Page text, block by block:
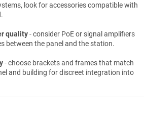
look for accessories compatible with
quality- consider PoE or signal amplifiers
between the panel and the station.
- choose brackets and frames that match
and building for discreet integration into